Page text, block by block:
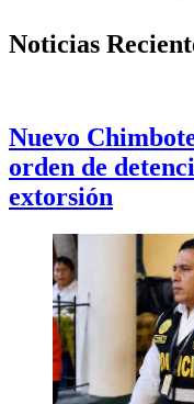
Noticias
Nuevo
orden de
extorsión